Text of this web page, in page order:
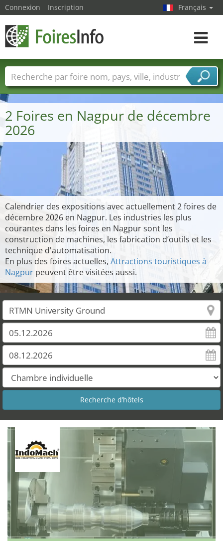
2 Foires en Nagpur de décembre
2026
Calendrier des expositions avec actuellement 2 foires de
décembre 2026 en Nagpur. Les industries les plus
courantes dans les foires en Nagpur sont les
construction de machines, les fabrication d’outils et les
technique d'automatisation.
En plus des foires actuelles, Attractions touristiques à
Nagpur peuvent être visitées aussi.
Connexion Inscription Français
Toggle
Foire noms Pays Villes
Secteurs de foire
Secteurs du fournisseur de services